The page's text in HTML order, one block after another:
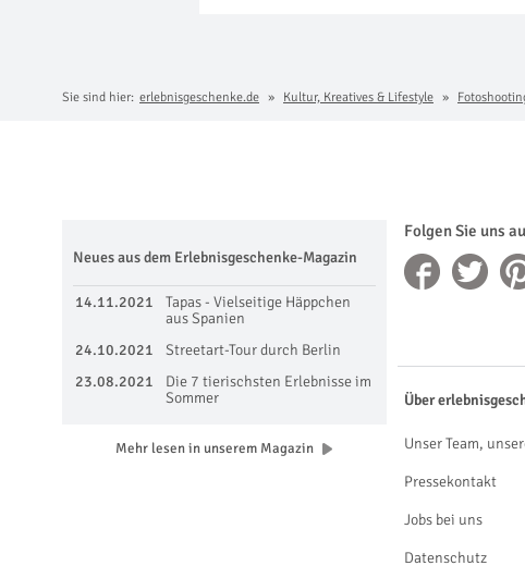
Sie sind hier: erlebnisgeschenke.de Kultur, Kreatives & Lifestyle
Folgen Sie uns
Neues aus dem Erlebnisgeschenke-Magazin
14.11.2021
Tapas - Vielseitige Häppchen
aus Spanien
24.10.2021
Streetart-Tour durch Berlin
23.08.2021
Die 7 tierischsten Erlebnisse im
Sommer
Mehr lesen in unserem Magazin
Über
Unser Team,
Pressekontakt
Jobs bei uns
Datenschutz